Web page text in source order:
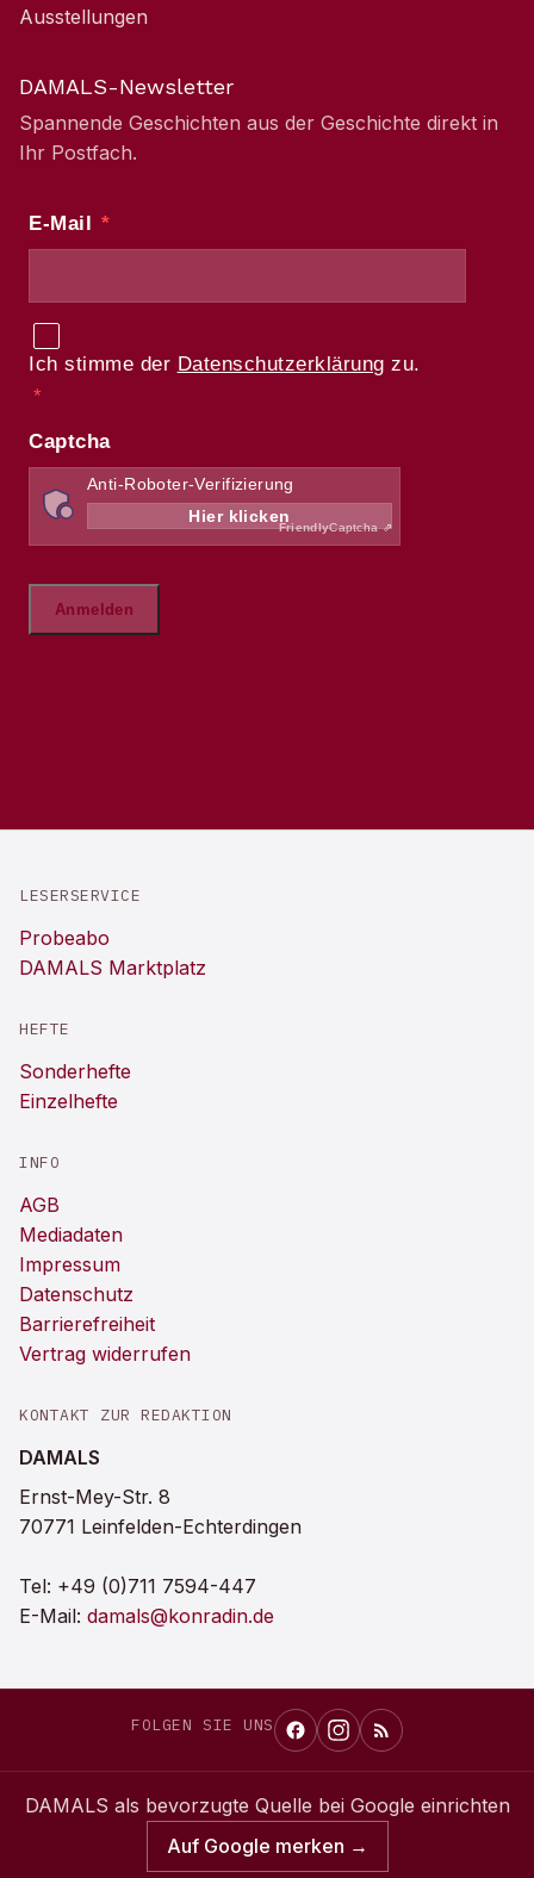
Ausstellungen
DAMALS-Newsletter
Spannende Geschichten aus der Geschichte direkt in
Ihr Postfach.
LESERSERVICE
Probeabo
DAMALS Marktplatz
HEFTE
Sonderhefte
Einzelhefte
INFO
AGB
Mediadaten
Impressum
Datenschutz
Barrierefreiheit
Vertrag widerrufen
KONTAKT ZUR REDAKTION
DAMALS
Ernst-Mey-Str. 8
70771 Leinfelden-Echterdingen
Tel: +49 (0)711 7594-447
E-Mail: damals@konradin.de
FOLGEN SIE UNS
DAMALS als bevorzugte Quelle bei Google einrichten
Auf Google merken →